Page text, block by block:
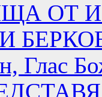
ОТ
Глас